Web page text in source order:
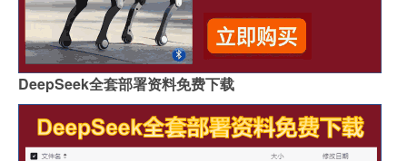
DeepSeek全套部署资料免费下载